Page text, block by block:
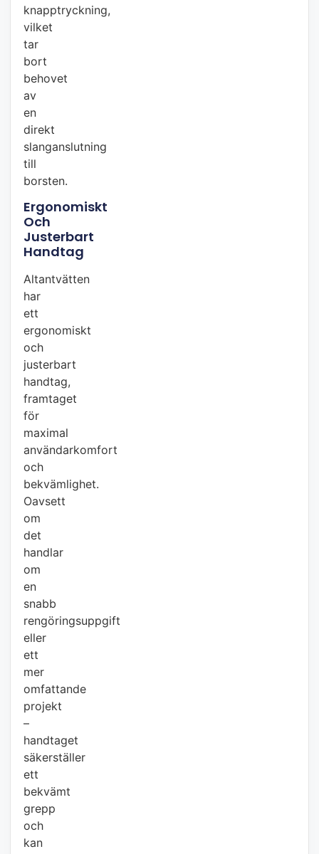
knapptryckning,
vilket
tar
bort
behovet
av
en
direkt
slanganslutning
till
borsten.
Ergonomiskt
Och
Justerbart
Handtag
Altantvätten
har
ett
ergonomiskt
och
justerbart
handtag,
framtaget
för
maximal
användarkomfort
och
bekvämlighet.
Oavsett
om
det
handlar
om
en
snabb
rengöringsuppgift
eller
ett
mer
omfattande
projekt
–
handtaget
säkerställer
ett
bekvämt
grepp
och
kan